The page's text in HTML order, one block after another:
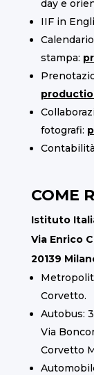
day e
IIF in
stampa:
fotografi:
COME
Istituto
Via Enrico
20139
Corvetto.
Autobus:
Via
Corvetto